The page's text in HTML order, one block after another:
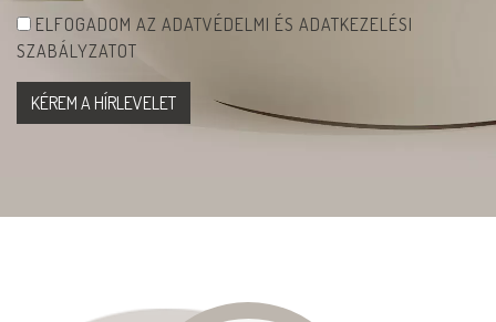
ELFOGADOM AZ ADATVÉDELMI ÉS ADATKEZELÉSI
SZABÁLYZATOT